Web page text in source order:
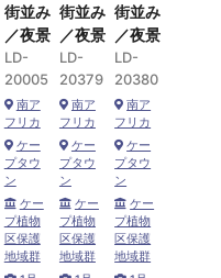
街並み
／夜景
LD-
20005
南ア
フリカ
ケー
プタウ
ン
ケー
プ植物
区保護
地域群
街並み
／夜景
LD-
20379
南ア
フリカ
ケー
プタウ
ン
ケー
プ植物
区保護
地域群
街並み
／夜景
LD-
20380
南ア
フリカ
ケー
プタウ
ン
ケー
プ植物
区保護
地域群